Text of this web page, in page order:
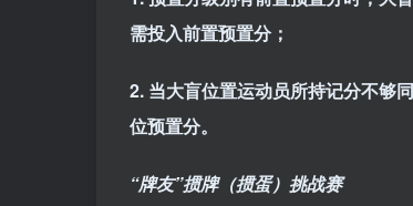
需投入前置预置分；
2. 当大盲位置运动员所持记分不够
位预置分。
“牌友”掼牌（掼蛋）挑战赛